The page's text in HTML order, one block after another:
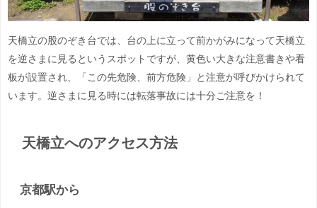
天橋立の股のぞき台では、台の上に立って前かがみになって天橋立
を逆さまに見るというスポットですが、黄色い大きな注意書きや看
板が設置され、「この先危険、前方危険」と注意が呼びかけられて
います。逆さまに見る時には転落事故には十分ご注意を！
天橋立へのアクセス方法
京都駅から